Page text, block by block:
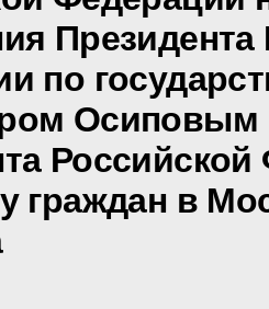
Президента
по
Осиповым
граждан в